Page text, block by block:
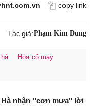
copy link
Tác giả:Phạm Kim Dung
Hoa cỏ may
Hà nhận "cơn mưa" lời